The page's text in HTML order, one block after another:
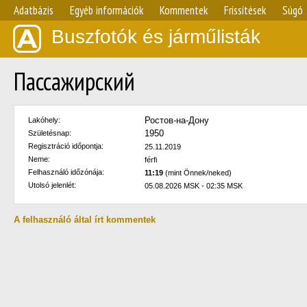
Adatbázis Egyéb információk Kommentek Frissítések Súgó
Buszfotók és járműlisták
Пассажирский
Lakóhely: Ростов-на-Дону
Születésnap: 1950
Regisztráció időpontja:
25.11.2019
Neme:
férfi
Felhasználó időzónája:
11:19 (mint Önnek/neked)
Utolsó jelenlét:
05.08.2026 MSK - 02:35 MSK
A felhasználó által írt kommentek